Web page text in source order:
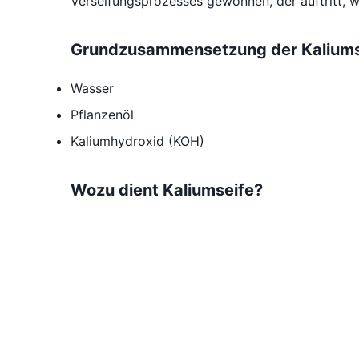
Grundzusammensetzung der
Wasser
Pflanzenöl
Kaliumhydroxid (KOH)
Wozu dient Kaliumseife?